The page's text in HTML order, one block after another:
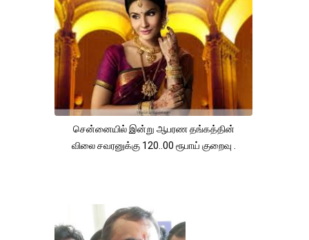
சென்னையில் இன்று ஆபரண தங்கத்தின்
விலை சவரனுக்கு 120..00 ரூபாய் குறைவு .